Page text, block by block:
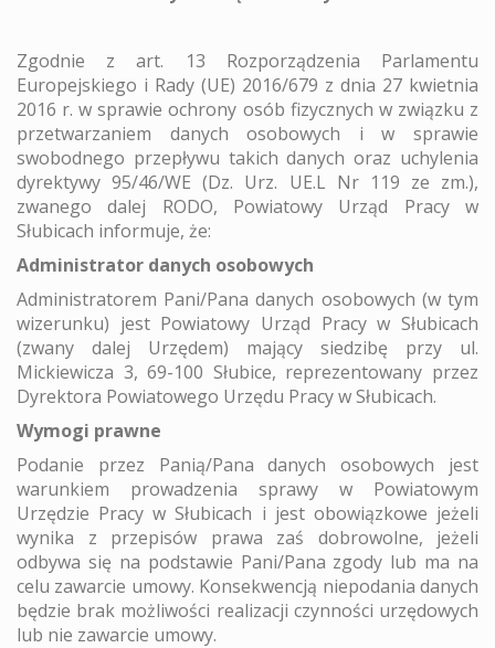
Zgodnie z art. 13 Rozporządzenia Parlamentu
Europejskiego i Rady (UE) 2016/679 z dnia 27 kwietnia
2016 r. w sprawie ochrony osób fizycznych w związku z
przetwarzaniem danych osobowych i w sprawie
swobodnego przepływu takich danych oraz uchylenia
dyrektywy 95/46/WE (Dz. Urz. UE.L Nr 119 ze zm.),
zwanego dalej RODO, Powiatowy Urząd Pracy w
Słubicach informuje, że:
Administrator danych osobowych
Administratorem Pani/Pana danych osobowych (w tym
wizerunku) jest Powiatowy Urząd Pracy w Słubicach
(zwany dalej Urzędem) mający siedzibę przy ul.
Mickiewicza 3, 69-100 Słubice, reprezentowany przez
Dyrektora Powiatowego Urzędu Pracy w Słubicach.
Wymogi prawne
Podanie przez Panią/Pana danych osobowych jest
warunkiem prowadzenia sprawy w Powiatowym
Urzędzie Pracy w Słubicach i jest obowiązkowe jeżeli
wynika z przepisów prawa zaś dobrowolne, jeżeli
odbywa się na podstawie Pani/Pana zgody lub ma na
celu zawarcie umowy. Konsekwencją niepodania danych
będzie brak możliwości realizacji czynności urzędowych
lub nie zawarcie umowy.